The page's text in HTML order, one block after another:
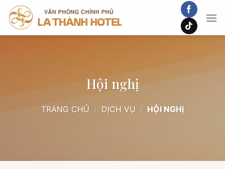
Chuyển
đến
Hội nghị
TRANG CHỦ / DỊCH VỤ / HỘI NGHỊ